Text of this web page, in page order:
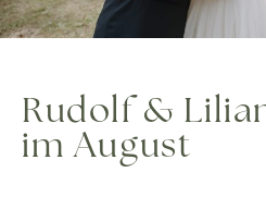
Rudolf &
im August